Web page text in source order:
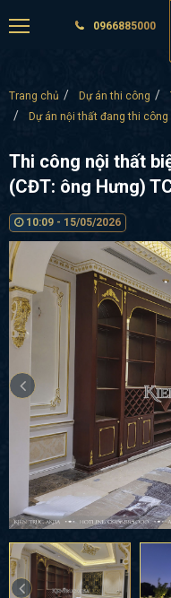
0966885000
Trang chủ Dự án thi công
Dự án nội thất đang thi công
Thi công nội thất
(CĐT: ông Hưng)
10:09 - 15/05/2026